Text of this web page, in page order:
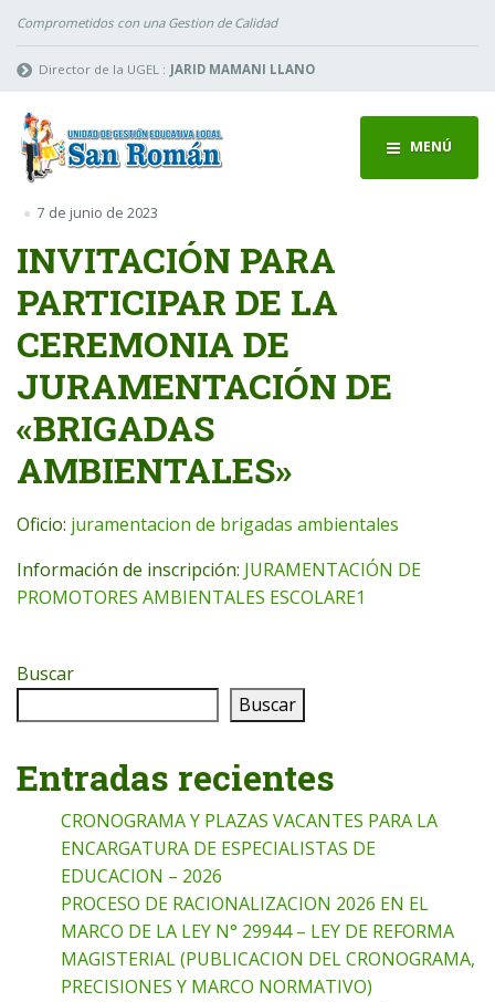
Comprometidos con una Gestion de Calidad
Director de la UGEL : JARID MAMANI LLANO
MENÚ
7 de junio de 2023
INVITACIÓN PARA
PARTICIPAR DE LA
CEREMONIA DE
JURAMENTACIÓN DE
«BRIGADAS
AMBIENTALES»
Oficio: juramentacion de brigadas ambientales
Información de inscripción: JURAMENTACIÓN DE
PROMOTORES AMBIENTALES ESCOLARE1
Buscar
Buscar
Entradas recientes
CRONOGRAMA Y PLAZAS VACANTES PARA LA
ENCARGATURA DE ESPECIALISTAS DE
EDUCACION – 2026
PROCESO DE RACIONALIZACION 2026 EN EL
MARCO DE LA LEY N° 29944 – LEY DE REFORMA
MAGISTERIAL (PUBLICACION DEL CRONOGRAMA,
PRECISIONES Y MARCO NORMATIVO)